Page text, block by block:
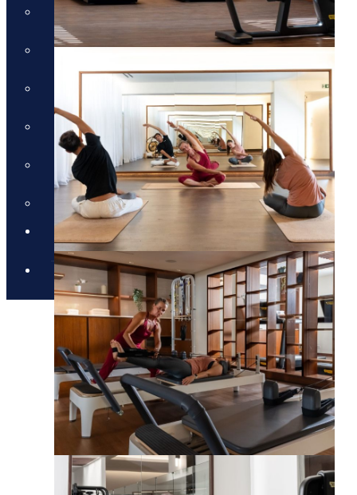
טירות ויין בגאורגיה
מונטנגרו - תרבות, טבע ויין
טיול מאורגן לדובאי - 5 ימים
טיול לסלוניקי וצפון יוון
טיול מאורגן לפלופונז
הטיול המקיף לסיציליה
יצירת קשר